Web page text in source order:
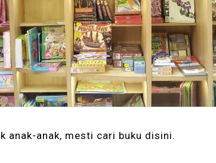
anak-anak, mesti cari buku disini.